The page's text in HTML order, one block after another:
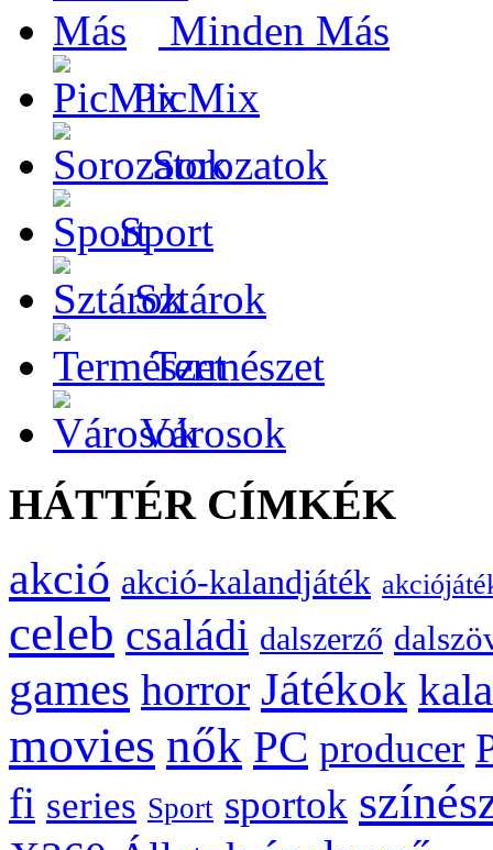
Minden Más
PicMix
Sorozatok
Sport
Sztárok
Természet
Városok
HÁTTÉR CÍMKÉK
akció akció-kalandjáték
celeb családi dalszerző
games horror Játékok
movies nők PC producer
fi series Sport sportok